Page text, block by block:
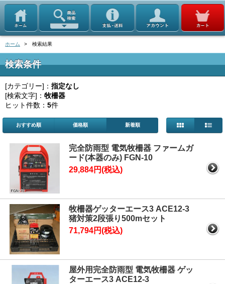
ホーム > 検索結果
検索条件
[カテゴリー]： 指定なし
[検索文字]： 牧柵器
ヒット件数： 5件
おすすめ順 価格順 新着順
完全防雨型 電気牧柵器 ファームガ
ード(本器のみ) FGN-10
29,884円(税込)
牧柵器ゲッターエース3 ACE12-3
猪対策2段張り500mセット
71,794円(税込)
屋外用完全防雨型 電気牧柵器 ゲッ
ターエース3 ACE12-3